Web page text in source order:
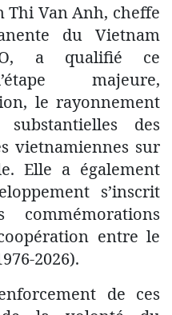
Thi Van Anh, cheffe
du Vietnam
a qualifié ce
majeure,
le rayonnement
des
vietnamiennes sur
Elle a également
s’inscrit
entre le
2026).
de ces